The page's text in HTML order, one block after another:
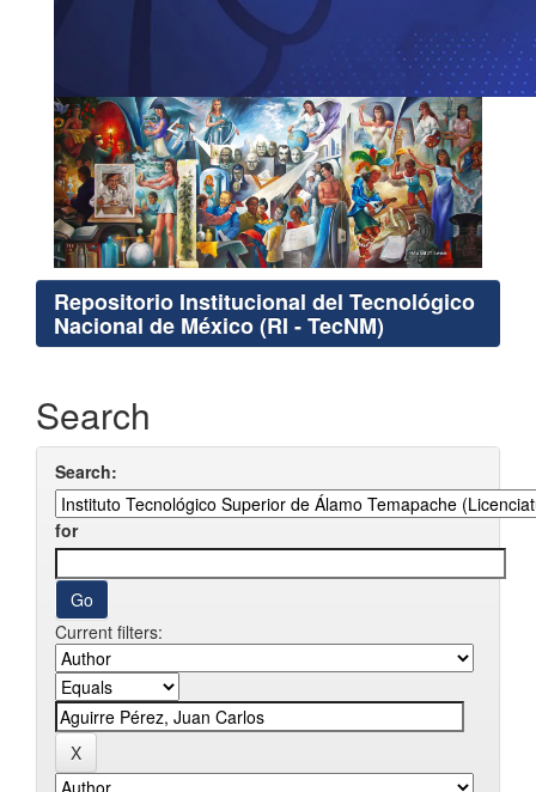
Repositorio Institucional del Tecnológico
Nacional de México (RI - TecNM)
Search
Search:
for
Current filters: